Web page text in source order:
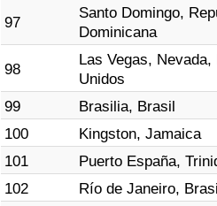
97
Santo Domingo,
Dominicana
98
Las Vegas, Nevada,
Unidos
99 Brasilia, Brasil
100
Kingston, Jamaica
101
Puerto España,
102
Río de Janeiro,